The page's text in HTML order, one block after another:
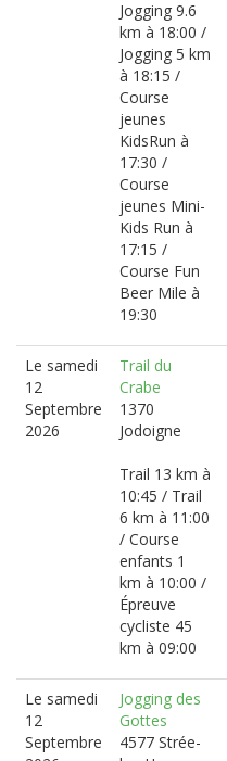
Jogging 9.6
km à 18:00 /
Jogging 5 km
à 18:15 /
Course
jeunes
KidsRun à
17:30 /
Course
jeunes Mini-
Kids Run à
17:15 /
Course Fun
Beer Mile à
19:30
Le samedi
12
Septembre
2026
Trail du
Crabe
1370
Jodoigne
Trail 13 km à
10:45 / Trail
6 km à 11:00
/ Course
enfants 1
km à 10:00 /
Épreuve
cycliste 45
km à 09:00
Le samedi
12
Septembre
Jogging des
Gottes
4577 Strée-